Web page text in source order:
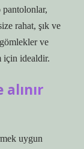
rahat, şık ve
ve
için idealdir.
uygun